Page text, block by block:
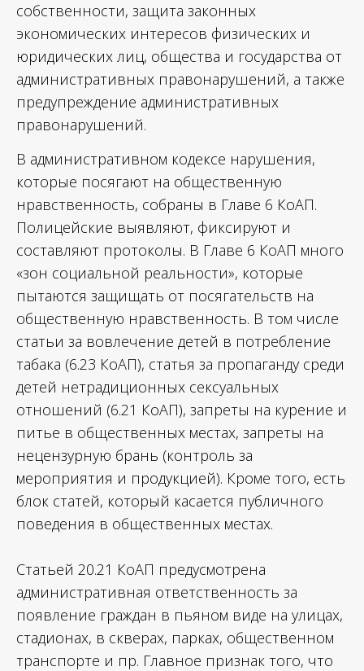
собственности, защита законных
экономических интересов физических и
юридических лиц, общества и государства от
административных правонарушений, а также
предупреждение административных
правонарушений.
В административном кодексе нарушения,
которые посягают на общественную
нравственность, собраны в Главе 6 КоАП.
Полицейские выявляют, фиксируют и
составляют протоколы. В Главе 6 КоАП много
«зон социальной реальности», которые
пытаются защищать от посягательств на
общественную нравственность. В том числе
статьи за вовлечение детей в потребление
табака (6.23 КоАП), статья за пропаганду среди
детей нетрадиционных сексуальных
отношений (6.21 КоАП), запреты на курение и
питье в общественных местах, запреты на
нецензурную брань (контроль за
мероприятия и продукцией). Кроме того, есть
блок статей, который касается публичного
поведения в общественных местах.
Статьей 20.21 КоАП предусмотрена
административная ответственность за
появление граждан в пьяном виде на улицах,
стадионах, в скверах, парках, общественном
транспорте и пр. Главное признак того, что